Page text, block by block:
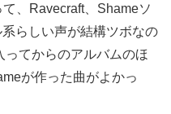
、Ravecraft、Shameソ
らしい声が結構ツボなの
てからのアルバムのほ
が作った曲がよかっ